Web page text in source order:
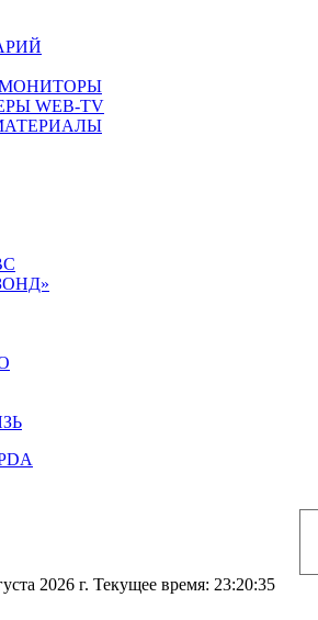
WEB-TV
2026 г. Текущее время: 23:20:36